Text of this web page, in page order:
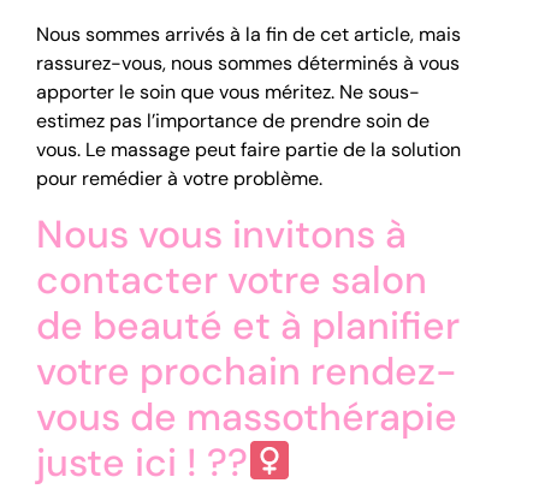
Nous sommes arrivés à la fin de cet article, mais
rassurez-vous, nous sommes déterminés à vous
apporter le soin que vous méritez. Ne sous-
estimez pas l’importance de prendre soin de
vous. Le massage peut faire partie de la solution
pour remédier à votre problème.
Nous vous invitons à
contacter votre salon
de beauté et à planifier
votre prochain rendez-
vous de massothérapie
juste ici ! ??‍